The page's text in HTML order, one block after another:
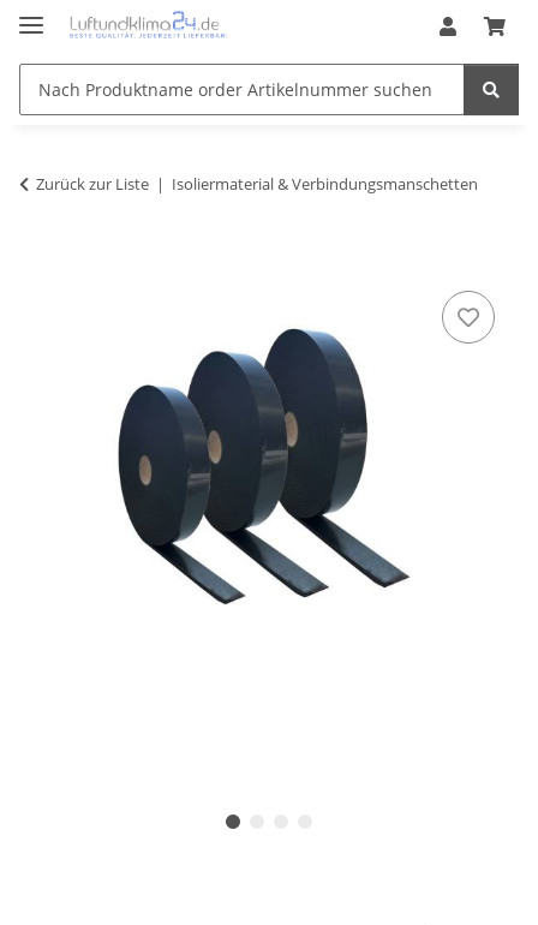
Zurück zur Liste Isoliermaterial & Verbindungsmanschetten